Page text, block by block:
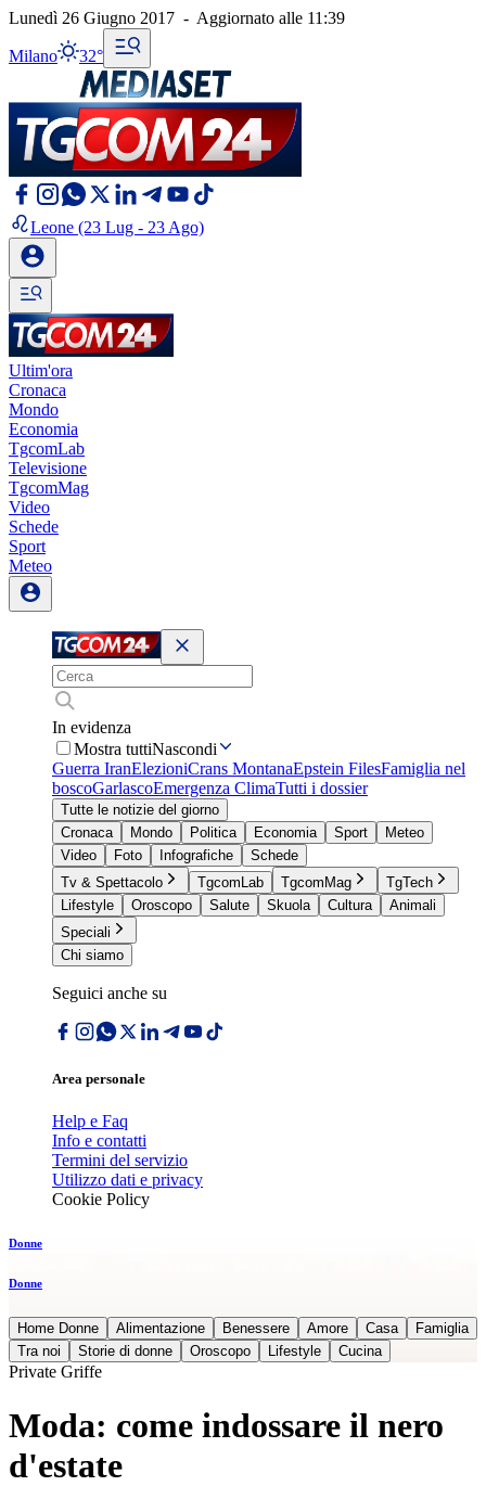
Lunedì 26 Giugno 2017 - Aggiornato alle 11:39
Milano 32°
Leone (23 Lug - 23 Ago)
Ultim'ora
Cronaca
Mondo
Economia
TgcomLab
Televisione
TgcomMag
Video
Schede
Sport
Meteo
In evidenza
Mostra tuttiNascondi
Guerra IranElezioniCrans MontanaEpstein FilesFamiglia nel
boscoGarlascoEmergenza ClimaTutti i dossier
Tutte le notizie del giorno
Cronaca
Mondo Politica Economia Sport
Meteo
Video
Foto Infografiche
Schede
Tv & Spettacolo
TgcomLab TgcomMag
TgTech
Lifestyle
Oroscopo Salute Skuola Cultura
Animali
Speciali
Chi siamo
Seguici anche su
Area personale
Help e Faq
Info e contatti
Termini del servizio
Utilizzo dati e privacy
Cookie Policy
Donne
Donne
Home Donne Alimentazione Benessere Amore Casa
Famiglia
Tra noi
Storie di donne Oroscopo Lifestyle Cucina
Private Griffe
Moda: come indossare il nero
d'estate